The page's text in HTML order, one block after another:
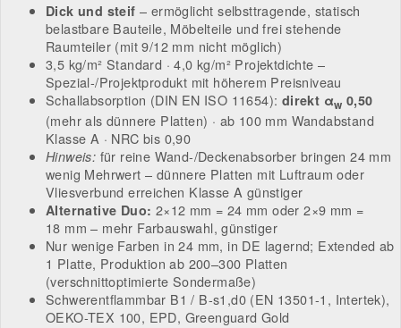
Dick und steif – ermöglicht selbsttragende, statisch
belastbare Bauteile, Möbelteile und frei stehende
Raumteiler (mit 9/12 mm nicht möglich)
3,5 kg/m² Standard · 4,0 kg/m² Projektdichte –
Spezial-/Projektprodukt mit höherem Preisniveau
Schallabsorption (DIN EN ISO 11654): direkt αw 0,50
(mehr als dünnere Platten) · ab 100 mm Wandabstand
Klasse A · NRC bis 0,90
Hinweis: für reine Wand-/Deckenabsorber bringen 24 mm
wenig Mehrwert – dünnere Platten mit Luftraum oder
Vliesverbund erreichen Klasse A günstiger
Alternative Duo: 2×12 mm = 24 mm oder 2×9 mm =
18 mm – mehr Farbauswahl, günstiger
Nur wenige Farben in 24 mm, in DE lagernd; Extended ab
1 Platte, Produktion ab 200–300 Platten
(verschnittoptimierte Sondermaße)
Schwerentflammbar B1 / B-s1,d0 (EN 13501-1, Intertek),
OEKO-TEX 100, EPD, Greenguard Gold